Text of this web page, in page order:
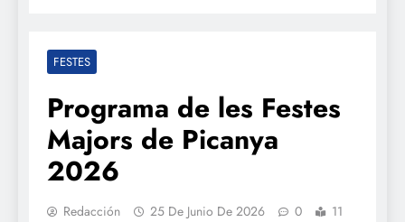
FESTES
Programa de les Festes
Majors de Picanya
2026
Redacción 25 De Junio De 2026 0
11